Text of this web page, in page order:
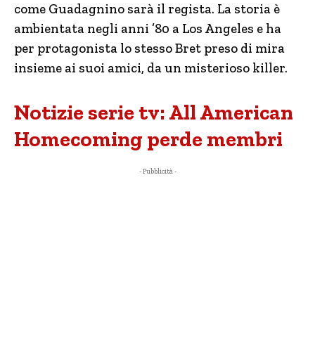
come Guadagnino sarà il regista. La storia è
ambientata negli anni ’80 a Los Angeles e ha
per protagonista lo stesso Bret preso di mira
insieme ai suoi amici, da un misterioso killer.
Notizie serie tv: All American
Homecoming perde membri
- Pubblicità -